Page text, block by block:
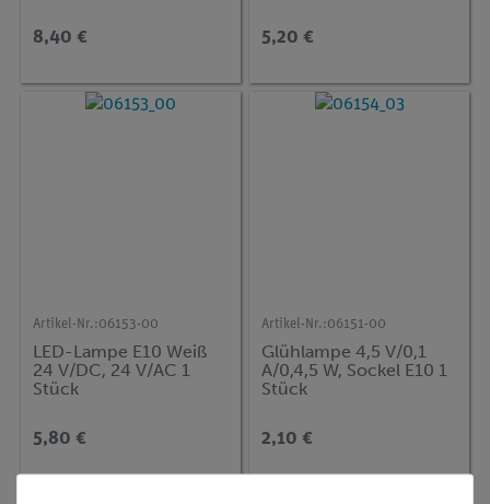
8,40 € 5,20 €
Artikel-Nr.:06153-00
LED-Lampe E10 Weiß
24 V/DC, 24 V/AC 1
Stück
5,80 €
Artikel-Nr.:06151-00
Glühlampe 4,5 V/0,1
A/0,4,5 W, Sockel E10 1
Stück
2,10 €